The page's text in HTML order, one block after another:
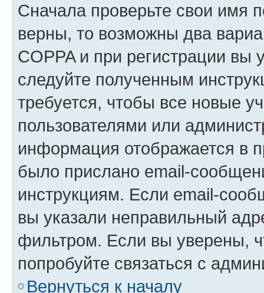
Сначала проверьте свои имя
верны, то возможны два
COPPA и при регистрации вы
следуйте полученным
требуется, чтобы все новые
пользователями или
информация отображается в
было прислано email-
инструкциям. Если email-
вы указали неправильный
фильтром. Если вы уверены,
попробуйте связаться с
Вернуться к началу